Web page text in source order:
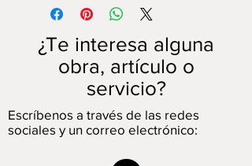
través del correo electrónico para
acordar el lugar de entrega de la pieza
y la forma de pago.
*5% de descuento por pago en
¿Te interesa alguna
obra, artículo o
servicio?
Escríbenos a través de las redes
sociales y un correo electrónico: